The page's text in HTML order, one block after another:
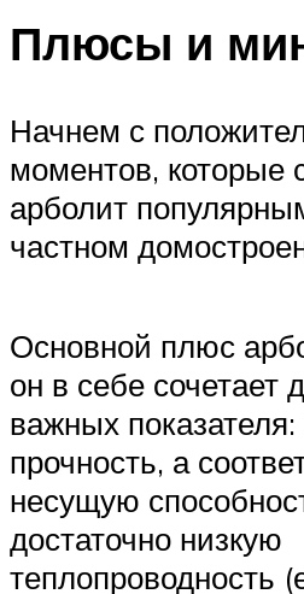
Плюсы и
Начнем с
моментов, которые
арболит
частном
Основной плюс
он в себе сочетает
важных
прочность, а
несущую
достаточно низкую
теплопроводность